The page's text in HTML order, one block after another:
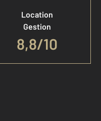
Location
Gestion
8,8/10